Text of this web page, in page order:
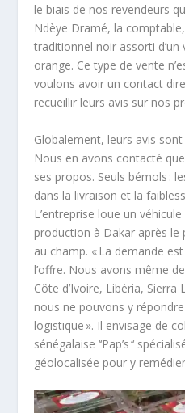
le biais de nos revendeurs
Ndèye Dramé, la
traditionnel noir assorti d’un
orange. Ce type de vente
voulons avoir un contact
recueillir leurs avis sur nos
Globalement, leurs avis
Nous en avons contacté
ses propos. Seuls bémols :
dans la livraison et la
L’entreprise loue un
production à Dakar après
au champ. « La demande
l’offre. Nous avons même
Côte d’Ivoire, Libéria,
nous ne pouvons y
logistique ». Il envisage de
sénégalaise ‘‘Pap’s ‘‘
géolocalisée pour y